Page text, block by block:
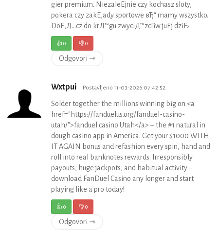
gier premium. NiezaleЕјnie czy kochasz sloty,
pokera czy zakЕ‚ady sportowe вЂ“ mamy wszystko.
DoЕ‚Д…cz do krД™gu zwyciД™zcГіw juЕј dziЕ›.
👍0 👎0
Odgovori ⇾
Wxtpui Postavljeno 11-03-2026 07:42:52
Solder together the millions winning big on <a
href="https://fanduelus.org/fanduel-casino-
utah/">fanduel casino Utah</a> – the #1 natural in
dough casino app in America. Get your $1000 WITH
IT AGAIN bonus and refashion every spin, hand and
roll into real banknotes rewards. Irresponsibly
payouts, huge jackpots, and habitual activity –
download FanDuel Casino any longer and start
playing like a pro today!
👍0 👎0
Odgovori ⇾